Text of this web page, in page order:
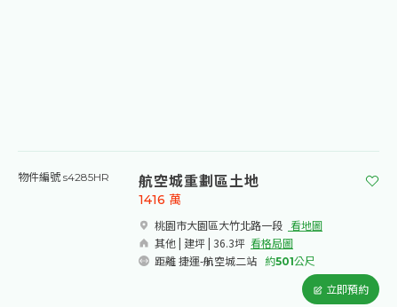
物件編號 s4285HR 航空城重劃區土地
桃園市大園區大竹北路一段​ 看地圖
其他 | 建坪 | 36.3坪 看格局圖
距離 捷運-航空城二站
約501公尺
1416 萬
立即預約